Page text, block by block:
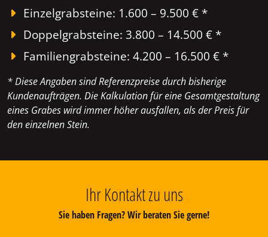
Einzelgrabsteine: 1.600 – 9.500 € *
Doppelgrabsteine: 3.800 – 14.500 € *
Familiengrabsteine: 4.200 – 16.500 € *
* Diese Angaben sind Referenzpreise durch bisherige
Kundenaufträgen. Die Kalkulation für eine Gesamtgestaltung
eines Grabes wird immer höher ausfallen, als der Preis für
den einzelnen Stein.
Ihr Kontakt zu uns
Sie haben Fragen? Wir beraten Sie gerne!